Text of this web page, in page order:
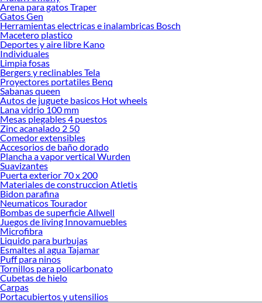
ofrecerte!
Encuentra una amplia variedad de productos de Faroles y antorchas en
Sodimac. Encuentra todo lo necesario para tus proyectos de renovación y
decoración. ¡Visítanos y haz tus ideas realidad!
Arena para gatos Traper
Gatos Gen
Herramientas electricas e inalambricas Bosch
Macetero plastico
Deportes y aire libre Kano
Individuales
Limpia fosas
Bergers y reclinables Tela
Proyectores portatiles Benq
Sabanas queen
Autos de juguete basicos Hot wheels
Lana vidrio 100 mm
Mesas plegables 4 puestos
Zinc acanalado 2 50
Comedor extensibles
Accesorios de baño dorado
Plancha a vapor vertical Wurden
Suavizantes
Puerta exterior 70 x 200
Materiales de construccion Atletis
Bidon parafina
Neumaticos Tourador
Bombas de superficie Allwell
Juegos de living Innovamuebles
Microfibra
Liquido para burbujas
Esmaltes al agua Tajamar
Puff para ninos
Tornillos para policarbonato
Cubetas de hielo
Carpas
Portacubiertos y utensilios